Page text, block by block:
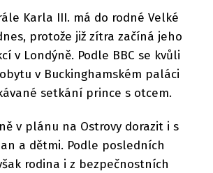
Karla III. má do rodné Velké
protože již zítra začíná jeho
v Londýně. Podle BBC se kvůli
v Buckinghamském paláci
setkání prince s otcem.
v plánu na Ostrovy dorazit i s
a dětmi. Podle posledních
rodina i z bezpečnostních